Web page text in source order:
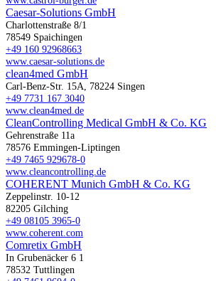
Caesar-Solutions GmbH
Charlottenstraße 8/1
78549 Spaichingen
+49 160 92968663
www.caesar-solutions.de
clean4med GmbH
Carl-Benz-Str. 15A, 78224 Singen
+49 7731 167 3040
www.clean4med.de
CleanControlling Medical GmbH & Co. KG
Gehrenstraße 11a
78576 Emmingen-Liptingen
+49 7465 929678-0
www.cleancontrolling.de
COHERENT Munich GmbH & Co. KG
Zeppelinstr. 10-12
82205 Gilching
+49 08105 3965-0
www.coherent.com
Comretix GmbH
In Grubenäcker 6 1
78532 Tuttlingen